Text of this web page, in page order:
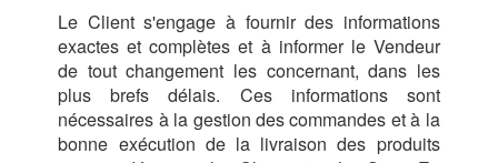
Le Client s'engage à fournir des informations
exactes et complètes et à informer le Vendeur
de tout changement les concernant, dans les
plus brefs délais. Ces informations sont
nécessaires à la gestion des commandes et à la
bonne exécution de la livraison des produits